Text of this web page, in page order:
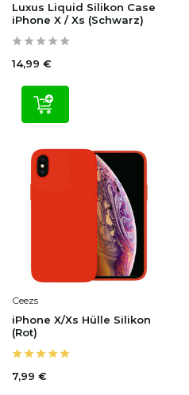
Luxus Liquid Silikon Case
iPhone X / Xs (Schwarz)
14,99 €
Ceezs
iPhone X/Xs Hülle Silikon
(Rot)
7,99 €